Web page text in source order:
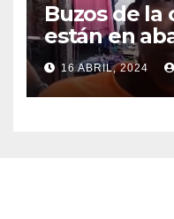
Buzos de la
están en
16 ABRIL, 2024